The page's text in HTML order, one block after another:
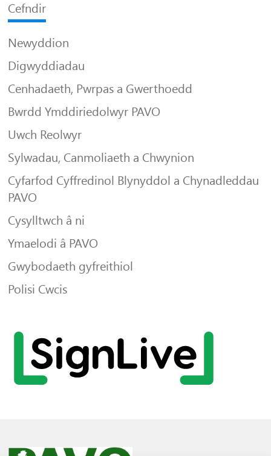
Cefndir
Newyddion
Digwyddiadau
Cenhadaeth, Pwrpas a Gwerthoedd
Bwrdd Ymddiriedolwyr PAVO
Uwch Reolwyr
Sylwadau, Canmoliaeth a Chwynion
Cyfarfod Cyffredinol Blynyddol a Chynadleddau
PAVO
Cysylltwch â ni
Ymaelodi â PAVO
Gwybodaeth gyfreithiol
Polisi Cwcis